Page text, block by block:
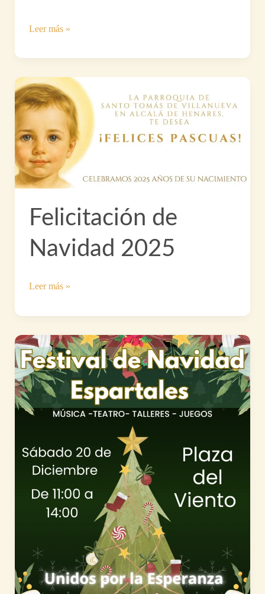
Campañas
de
Leer más »
Felicitación de
Navidad 2025
Felicitación
Navidad
Leer más »